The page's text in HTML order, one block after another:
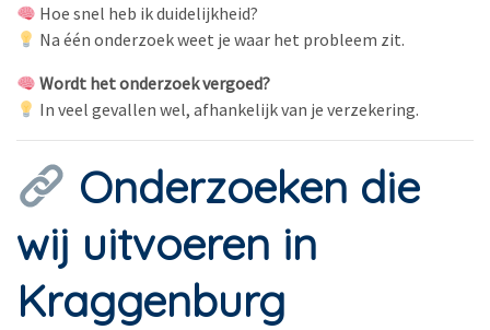
Hoe snel heb ik duidelijkheid?
Na één onderzoek weet je waar het probleem zit.
Wordt het onderzoek vergoed?
In veel gevallen wel, afhankelijk van je verzekering.
Onderzoeken die
wij uitvoeren in
Kraggenburg